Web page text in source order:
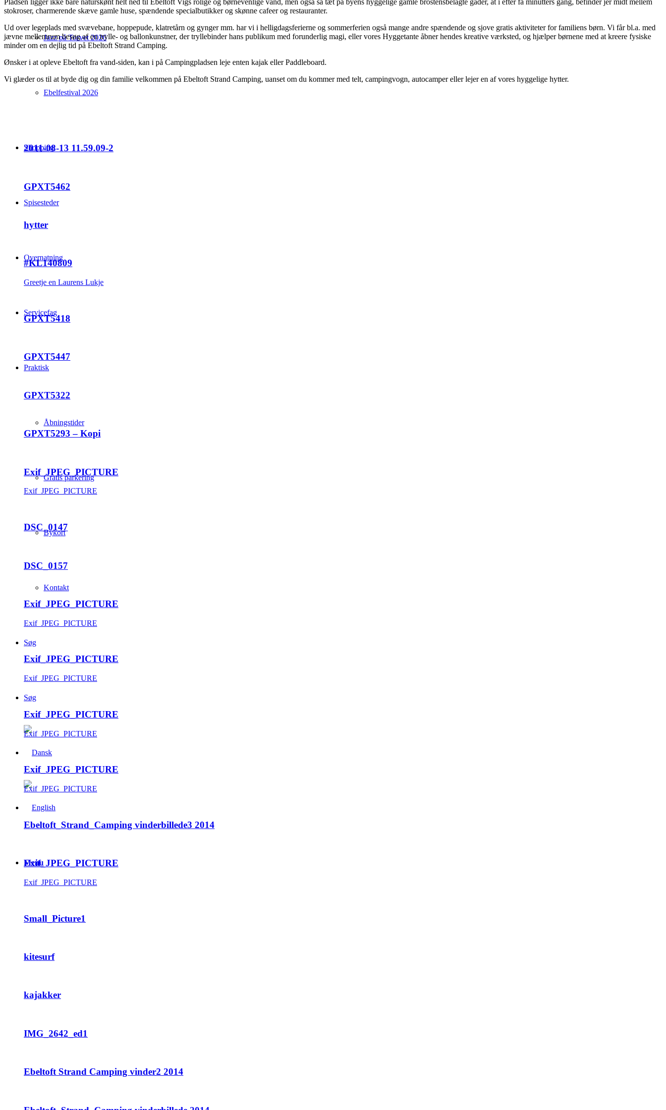
Jazz på Torvet 2026
Ebelfestival 2026
Shopping
Spisesteder
Overnatning
Servicefag
Praktisk
Åbningstider
Gratis parkering
Bykort
Kontakt
Søg
Søg
Menu
Pladsen ligger ikke bare naturskønt helt ned til Ebeltoft Vigs rolige og børnevenlige vand, men også så tæt på byens hyggelige gamle brostensbelagte gader, at i efter få minutters gang, befinder jer midt mellem
stokroser, charmerende skæve gamle huse, spændende specialbutikker og skønne cafeer og restauranter.
Ud over legeplads med svævebane, hoppepude, klatretårn og gynger mm. har vi i helligdagsferierne og sommerferien også mange andre spændende og sjove gratis aktiviteter for familiens børn. Vi får bl.a. med
jævne mellemrum besøg af en trylle- og ballonkunstner, der tryllebinder hans publikum med forunderlig magi, eller vores Hyggetante åbner hendes kreative værksted, og hjælper børnene med at kreere fysiske
minder om en dejlig tid på Ebeltoft Strand Camping.
Ønsker i at opleve Ebeltoft fra vand-siden, kan i på Campingpladsen leje enten kajak eller Paddleboard.
Vi glæder os til at byde dig og din familie velkommen på Ebeltoft Strand Camping, uanset om du kommer med telt, campingvogn, autocamper eller lejer en af vores hyggelige hytter.
2011-08-13 11.59.09-2
GPXT5462
hytter
#KL140809
Greetje en Laurens Lukje
GPXT5418
GPXT5447
GPXT5322
GPXT5293 – Kopi
Exif_JPEG_PICTURE
Exif_JPEG_PICTURE
DSC_0147
DSC_0157
Exif_JPEG_PICTURE
Exif_JPEG_PICTURE
Exif_JPEG_PICTURE
Exif_JPEG_PICTURE
Exif_JPEG_PICTURE
Exif_JPEG_PICTURE
Exif_JPEG_PICTURE
Exif_JPEG_PICTURE
Ebeltoft_Strand_Camping vinderbillede3 2014
Exif_JPEG_PICTURE
Exif_JPEG_PICTURE
Small_Picture1
kitesurf
kajakker
IMG_2642_ed1
Ebeltoft Strand Camping vinder2 2014